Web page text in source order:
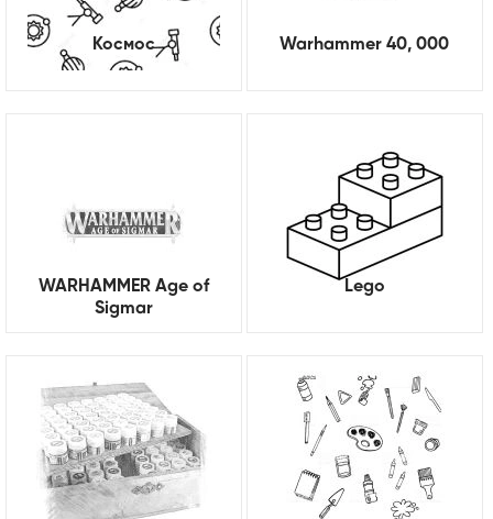
Космос Warhammer 40, 000
WARHAMMER Age of
Sigmar
Lego